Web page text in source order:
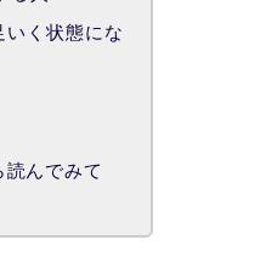
いく状態にな
んでみて